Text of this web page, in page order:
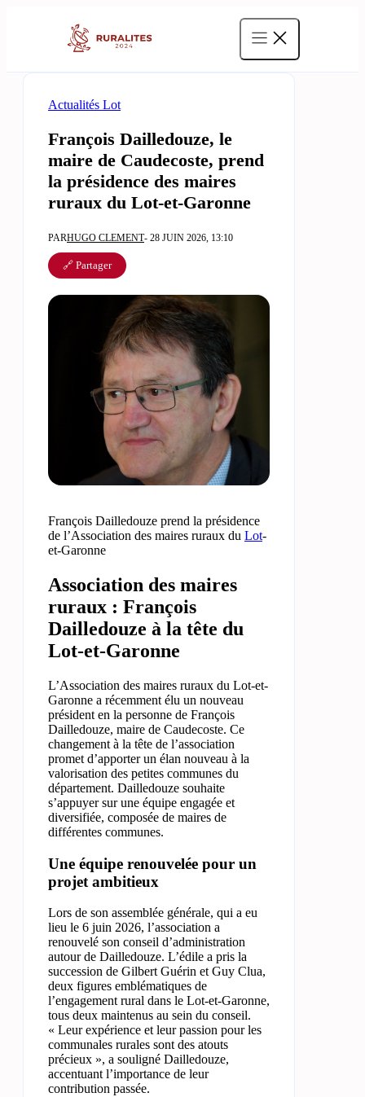
Actualités Lot
François Dailledouze, le
maire de Caudecoste, prend
la présidence des maires
ruraux du Lot-et-Garonne
PARHUGO CLEMENT- 28 JUIN 2026, 13:10
🔗 Partager
François Dailledouze prend la présidence
de l’Association des maires ruraux du Lot-
et-Garonne
Association des maires
ruraux : François
Dailledouze à la tête du
Lot-et-Garonne
L’Association des maires ruraux du Lot-et-
Garonne a récemment élu un nouveau
président en la personne de François
Dailledouze, maire de Caudecoste. Ce
changement à la tête de l’association
promet d’apporter un élan nouveau à la
valorisation des petites communes du
département. Dailledouze souhaite
s’appuyer sur une équipe engagée et
diversifiée, composée de maires de
différentes communes.
Une équipe renouvelée pour un
projet ambitieux
Lors de son assemblée générale, qui a eu
lieu le 6 juin 2026, l’association a
renouvelé son conseil d’administration
autour de Dailledouze. L’édile a pris la
succession de Gilbert Guérin et Guy Clua,
deux figures emblématiques de
l’engagement rural dans le Lot-et-Garonne,
tous deux maintenus au sein du conseil.
« Leur expérience et leur passion pour les
communales rurales sont des atouts
précieux », a souligné Dailledouze,
accentuant l’importance de leur
contribution passée.